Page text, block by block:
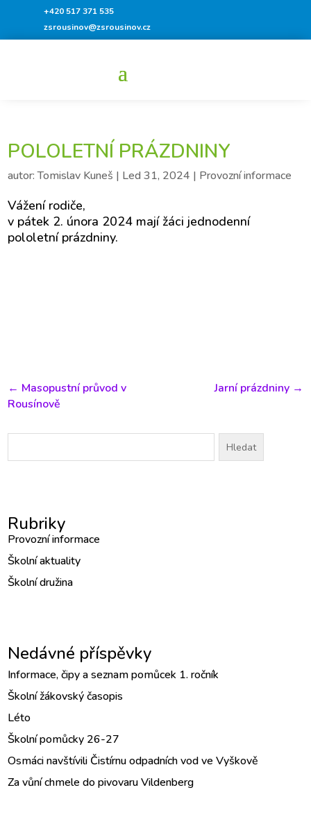
+420 517 371 535
zsrousinov@zsrousinov.cz
POLOLETNÍ PRÁZDNINY
autor:Tomislav Kuneš | Led 31, 2024 | Provozní informace
Vážení rodiče,
v pátek 2. února 2024 mají žáci jednodenní
pololetní prázdniny.
← Masopustní průvod v
Rousínově
Jarní prázdniny→
Vyhledávání
Rubriky
Provozní informace
Školní aktuality
Školní družina
Nedávné příspěvky
Informace, čipy a seznam pomůcek 1. ročník
Školní žákovský časopis
Léto
Školní pomůcky 26-27
Osmáci navštívili Čistírnu odpadních vod ve Vyškově
Za vůní chmele do pivovaru Vildenberg